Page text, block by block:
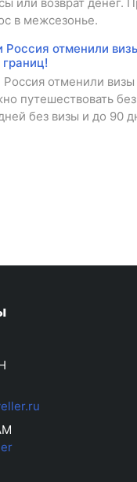
или возврат денег.
в межсезонье.
Россия отменили
отменили визы
путешествовать
без визы и до 90